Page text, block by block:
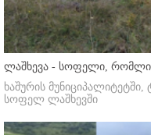
ლაშხევა - სოფელი,
ხაშურის
სოფელ ლაშხევში